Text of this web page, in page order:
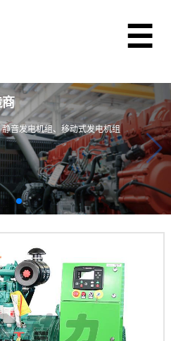
音发电机组、移动式发电机组